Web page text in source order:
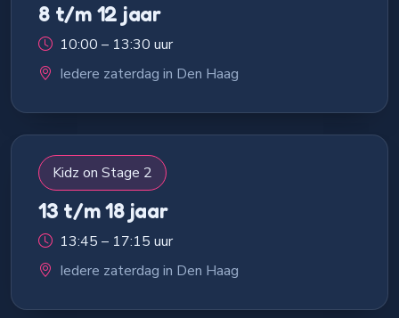
8 t/m 12 jaar
10:00 – 13:30 uur
Iedere zaterdag in Den Haag
Kidz on Stage 2
13 t/m 18 jaar
13:45 – 17:15 uur
Iedere zaterdag in Den Haag